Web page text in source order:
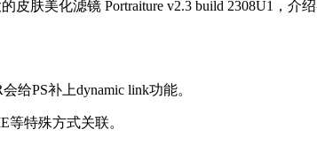
肤美化滤镜 Portraiture v2.3 build 2308U1，介绍
给PS补上dynamic link功能。
等特殊方式关联。